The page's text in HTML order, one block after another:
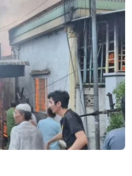
Mỹ-Trung
Lạnh?
hoãn trong cuộc chiến
và Trung Quốc